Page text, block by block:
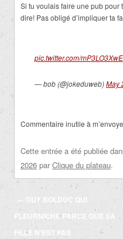
Si tu voulais faire une pub pour
dire! Pas obligé d’impliquer ta
pic.twitter.com/
— bob (@jokeduweb)May
Commentaire inutile à
Cette entrée a été publiée
2026 par Clique du plateau.
Navigation
des
articles
← GUY BOLDUC QUI
PLEURNICHE PARCE QUE SA
FILLE N’EST PAS